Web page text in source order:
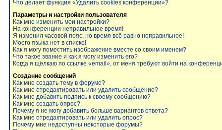
Что делает функция «Удалить cookies конференции»?
Параметры и настройки пользователя
Как мне изменить мои настройки?
На конференции неправильное время!
Я изменил часовой пояс, но время всё равно неправильное!
Моего языка нет в списке!
Как я могу поместить изображение вместе со своим именем?
Что такое звание и как я могу изменить его?
Когда я щёлкаю по ссылке «email», от меня требуют войти на
Создание сообщений
Как мне создать тему в форуме?
Как мне отредактировать или удалить сообщение?
Как мне добавить подпись к своему сообщению?
Как мне создать опрос?
Почему я не могу добавить больше вариантов ответа?
Как мне отредактировать или удалить опрос?
Почему мне недоступны некоторые форумы?